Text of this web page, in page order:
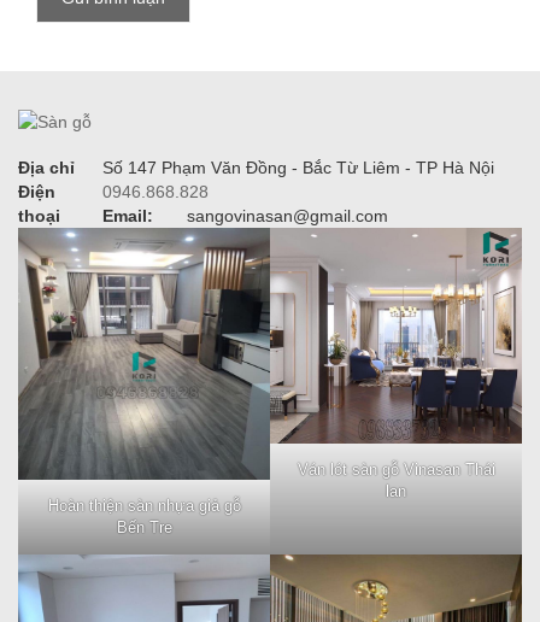
Địa chỉ
Số 147 Phạm Văn Đồng - Bắc Từ Liêm - TP Hà Nội
Điện
thoại
0946.868.828
Email:
sangovinasan@gmail.com
Hoàn thiện sàn nhựa giả gỗ
Bến Tre
Ván lót sàn gỗ Vinasan Thái
lan